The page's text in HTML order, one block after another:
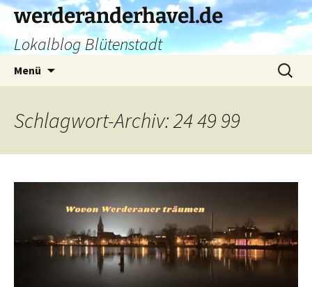
Zum
Inhalt
springen
werderanderhavel.de
Lokalblog Blütenstadt
Menü
Suchen
nach:
Schlagwort-Archiv: 24 49 99